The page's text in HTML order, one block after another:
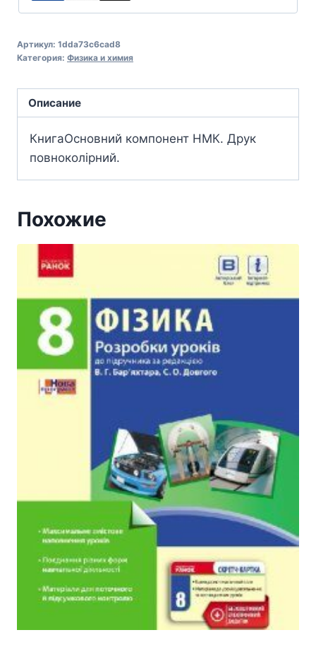
Артикул: 1dda73c6cad8
Категория: Физика и химия
Описание
КнигаОсновний компонент НМК. Друк
повноколірний.
Похожие